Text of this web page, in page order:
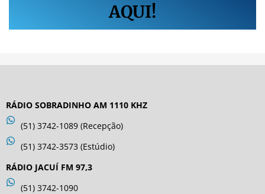
AQUI!
RÁDIO SOBRADINHO AM 1110 KHZ
(51) 3742-1089 (Recepção)
(51) 3742-3573 (Estúdio)
RÁDIO JACUÍ FM 97,3
(51) 3742-1090